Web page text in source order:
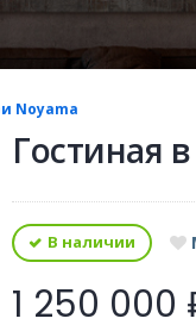
Noyama
Гостиная
В наличии
1 250 000